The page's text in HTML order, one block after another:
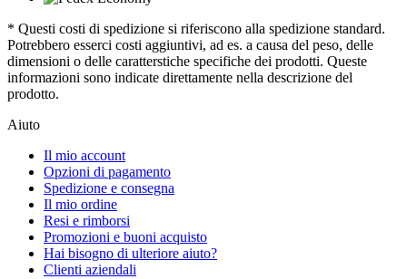
* Questi costi di spedizione si riferiscono alla spedizione standard.
Potrebbero esserci costi aggiuntivi, ad es. a causa del peso, delle
dimensioni o delle caratterstiche specifiche dei prodotti. Queste
informazioni sono indicate direttamente nella descrizione del
prodotto.
Aiuto
Il mio account
Opzioni di pagamento
Spedizione e consegna
Il mio ordine
Resi e rimborsi
Promozioni e buoni acquisto
Hai bisogno di ulteriore aiuto?
Clienti aziendali